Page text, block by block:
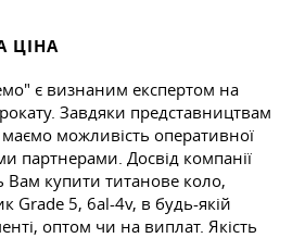
ЦІНА
є визнаним експертом на
Завдяки представництвам
можливість оперативної
партнерами. Досвід компанії
Вам купити титанове коло,
Grade 5, 6al-4v, в будь-якій
оптом чи на виплат. Якість